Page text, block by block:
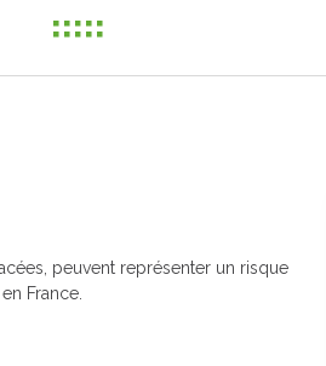
peuvent représenter un risque
France.